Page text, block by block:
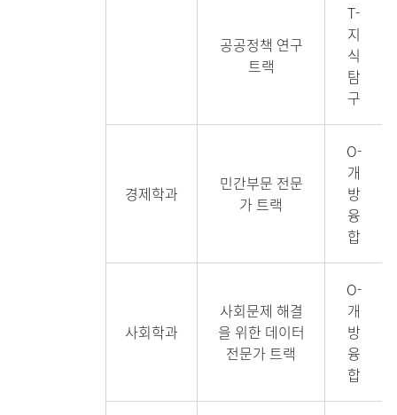
공공정책 연구
트랙
T-
지
식
탐
구
경제학과
민간부문 전문
가 트랙
O-
개
방
융
합
사회학과
사회문제 해결
을 위한 데이터
전문가 트랙
O-
개
방
융
합